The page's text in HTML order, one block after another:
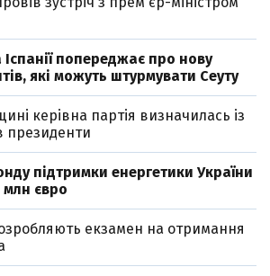
Іспанії попереджає про нову
які можуть штурмувати Сеуту
керівна партія визначилась із
президенти
підтримки енергетики України
млн євро
екзамен на отримання